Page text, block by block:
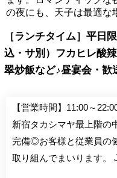
の夜にも、天子は最適な
［ランチタイム］平日
込・サ別）フカヒレ酸
翠炒飯など♪昼宴会・歓
【営業時間】11:00～
新宿タカシマヤ最上階の
完備◎お客様と従業員の
取り組んでまいります。